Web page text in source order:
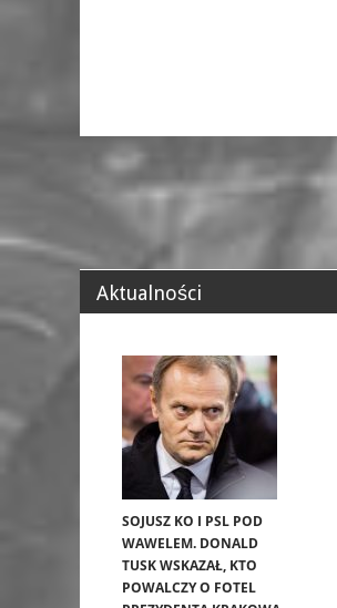
Aktualności
SOJUSZ KO I PSL POD
WAWELEM. DONALD
TUSK WSKAZAŁ, KTO
POWALCZY O FOTEL